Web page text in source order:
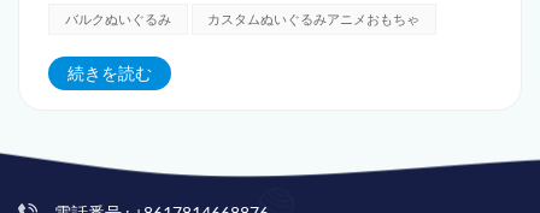
築くのを助ける仲間として役立ち...
バルクぬいぐるみ カスタムぬいぐるみアニメおもちゃ
続きを読む